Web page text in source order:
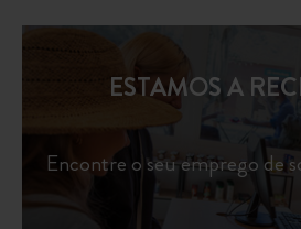
ESTAMOS A
Encontre o seu emprego de